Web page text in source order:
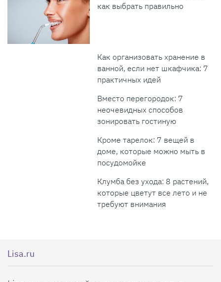
как выбрать правильно
Как организовать хранение в
ванной, если нет шкафчика: 7
практичных идей
Вместо перегородок: 7
неочевидных способов
зонировать гостиную
Кроме тарелок: 7 вещей в
доме, которые можно мыть в
посудомойке
Клумба без ухода: 8 растений,
которые цветут все лето и не
требуют внимания
Lisa.ru